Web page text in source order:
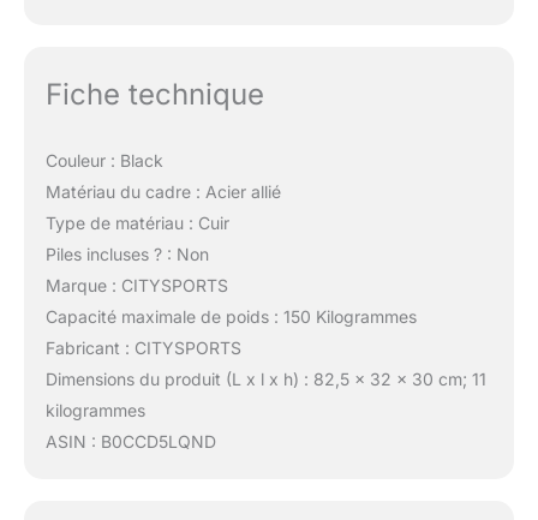
Fiche technique
Couleur : Black
Matériau du cadre : Acier allié
Type de matériau : Cuir
Piles incluses ? : Non
Marque : CITYSPORTS
Capacité maximale de poids : 150 Kilogrammes
Fabricant : CITYSPORTS
Dimensions du produit (L x l x h) : 82,5 x 32 x 30 cm; 11
kilogrammes
ASIN : B0CCD5LQND